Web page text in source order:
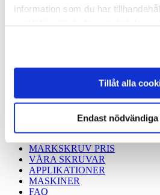
information som du har
Tillåt alla
Endast
OM MARKSKRUV
MARKSKRUV PRIS
VÅRA SKRUVAR
APPLIKATIONER
MASKINER
FAQ